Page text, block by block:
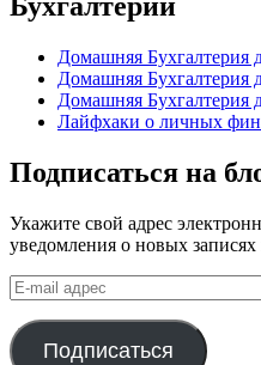
Бухгалтерии
Домашняя Бухгалтерия
Домашняя Бухгалтерия
Домашняя Бухгалтерия
Лайфхаки о личных
Подписаться на
Укажите свой адрес
уведомления о новых записях
E-
mail
адрес
Подписаться